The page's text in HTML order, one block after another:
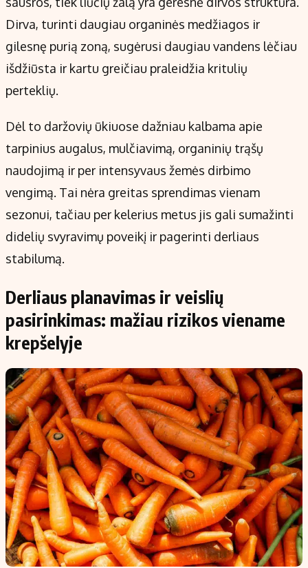
Dirva, turinti daugiau organinės medžiagos ir
gilesnę purią zoną, sugėrusi daugiau vandens lėčiau
išdžiūsta ir kartu greičiau praleidžia kritulių
perteklių.
Dėl to daržovių ūkiuose dažniau kalbama apie
tarpinius augalus, mulčiavimą, organinių trąšų
naudojimą ir per intensyvaus žemės dirbimo
vengimą. Tai nėra greitas sprendimas vienam
sezonui, tačiau per kelerius metus jis gali sumažinti
didelių svyravimų poveikį ir pagerinti derliaus
stabilumą.
Derliaus planavimas ir veislių
pasirinkimas: mažiau rizikos viename
krepšelyje